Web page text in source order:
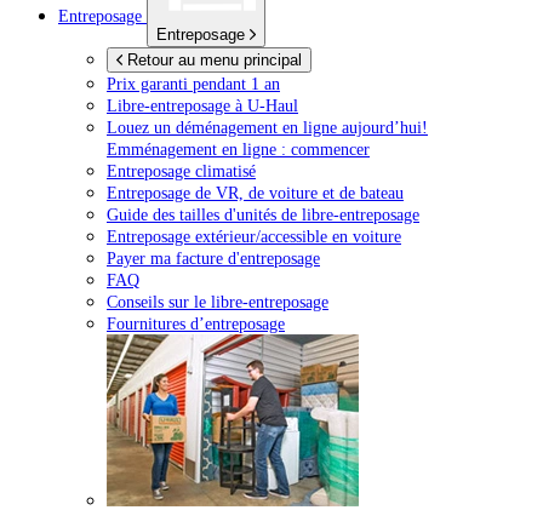
Entreposage
Entreposage
Retour au menu principal
Prix garanti pendant 1 an
Libre-entreposage à U-Haul
Louez un déménagement en ligne aujourd’hui!
Emménagement en ligne : commencer
Entreposage climatisé
Entreposage de VR, de voiture et de bateau
Guide des tailles d'unités de libre-entreposage
Entreposage extérieur/accessible en voiture
Payer ma facture d'entreposage
FAQ
Conseils sur le libre-entreposage
Fournitures d’entreposage